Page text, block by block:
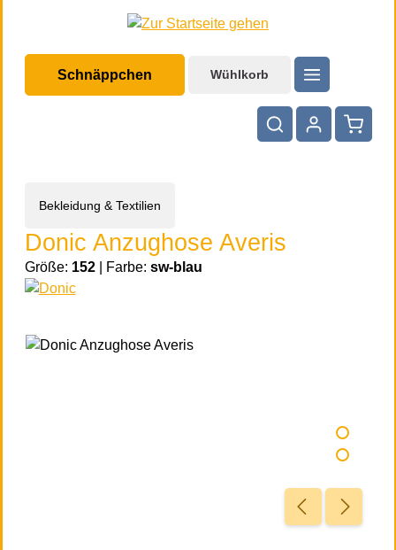
Schnäppchen Wühlkorb
Bekleidung & Textilien
Donic Anzughose Averis
Größe: 152 Farbe: sw-blau
Bildergalerie überspringen